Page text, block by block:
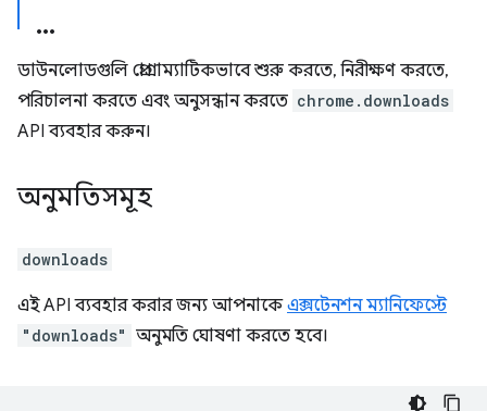
ডাউনলোডগুলি প্রোগ্রাম্যাটিকভাবে শুরু করতে, নিরীক্ষণ করতে,
পরিচালনা করতে এবং অনুসন্ধান করতে chrome.downloads
API ব্যবহার করুন।
অনুমতিসমূহ
downloads
এই API ব্যবহার করার জন্য আপনাকেএক্সটেনশন ম্যানিফেস্টে
"downloads" অনুমতি ঘোষণা করতে হবে।